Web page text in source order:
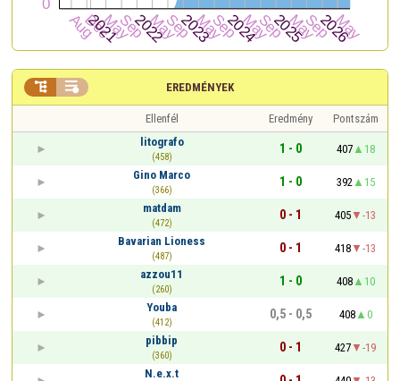
EREDMÉNYEK
 
Ellenfél Eredmény
Pontszám
litografo
(458)
1 - 0 407
18
Gino Marco
(366)
1 - 0 392
15
matdam
(472)
0 - 1 405
-13
Bavarian Lioness
(487)
0 - 1 418
-13
azzou11
(260)
1 - 0 408
10
Youba
(412)
0,5 - 0,5 408
0
pibbip
(360)
0 - 1 427
-19
N.e.x.t